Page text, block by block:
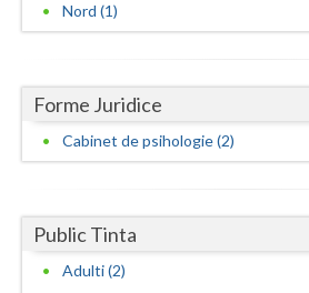
Prahova
Satu-Mare
Sibiu
Nord (1)
Forme Juridice
Cabinet de psihologie (2)
Public Tinta
Adulti (2)